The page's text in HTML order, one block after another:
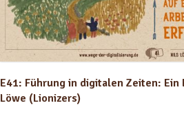
E41: Führung in digitalen Zeiten:
Löwe (Lionizers)